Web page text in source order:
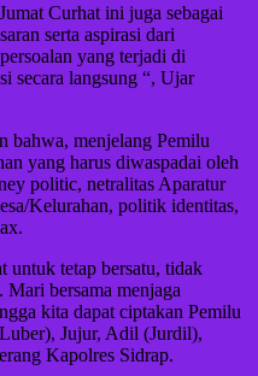
Curhat ini juga sebagai
serta aspirasi dari
yang terjadi di
secara langsung “, Ujar
bahwa, menjelang Pemilu
yang harus diwaspadai oleh
politic, netralitas Aparatur
Kelurahan, politik identitas,
untuk tetap bersatu, tidak
Mari bersama menjaga
kita dapat ciptakan Pemilu
Jujur, Adil (Jurdil),
Kapolres Sidrap.